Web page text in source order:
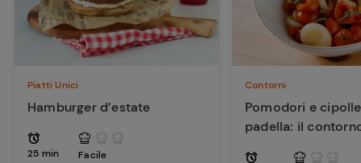
Piatti Unici
Hamburger d’estate
25 min Facile
Contorni
Pomodori e
padella: il